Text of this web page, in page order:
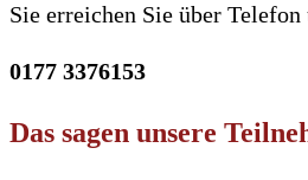
Sie erreichen Sie über Telefon
0177 3376153
Das sagen unsere